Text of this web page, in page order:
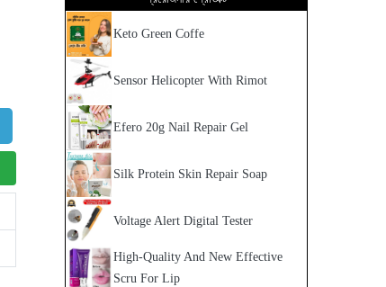
Keto Green Coffe
Sensor Helicopter With Rimot
Efero 20g Nail Repair Gel
Silk Protein Skin Repair Soap
Voltage Alert Digital Tester
High-Quality And New Effective
Scru For Lip